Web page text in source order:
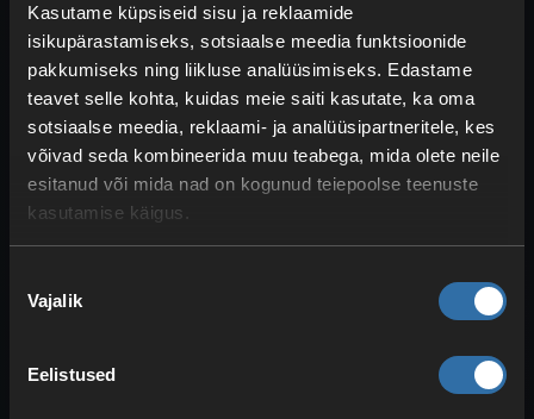
Kasutame küpsiseid sisu ja reklaamide
isikupärastamiseks, sotsiaalse meedia funktsioonide
pakkumiseks ning liikluse analüüsimiseks. Edastame
teavet selle kohta, kuidas meie saiti kasutate, ka oma
sotsiaalse meedia, reklaami- ja analüüsipartneritele, kes
võivad seda kombineerida muu teabega, mida olete neile
esitanud või mida nad on kogunud teiepoolse teenuste
kasutamise käigus.
valik
Vajalik
Eelistused
The Fronti serveri haldamisel on sul eelkõige
vaja kontrolli adminifunktsioonide ja
mängusalvestuste üle. Adminikäsklused aitavad
modereerimisel ja tõrkeotsingul, samal ajal kui
salvestused on olulised, kui soovid edenemist
talletada või taastada.
Serverisildid ja korrektselt seadistatud
dedikeeritud server aitavad mängijatel sinu
serverit paremini mõista ja üles leida. Esemete
nimekiri on praktiline, kui soovid adminitoiminguid
testida.